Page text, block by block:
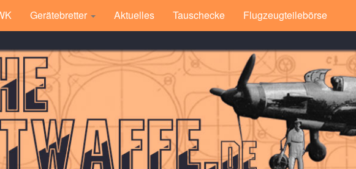
Gerätebretter Aktuelles Tauschecke Flugzeugteilebörse